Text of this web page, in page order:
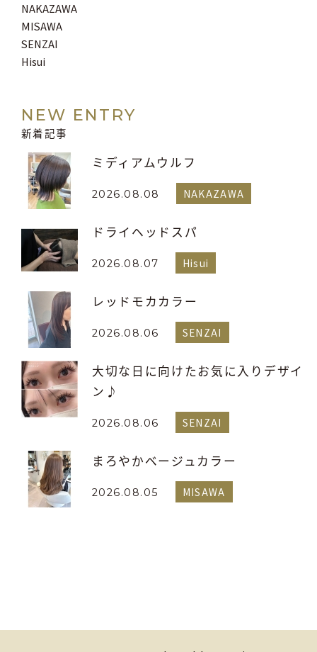
NAKAZAWA
MISAWA
SENZAI
Hisui
NEW ENTRY
新着記事
ミディアムウルフ
2026.08.08 NAKAZAWA
ドライヘッドスパ
2026.08.07 Hisui
レッドモカカラー
2026.08.06 SENZAI
大切な日に向けたお気に入りデザイ
ン♪
2026.08.06 SENZAI
まろやかベージュカラー
2026.08.05 MISAWA